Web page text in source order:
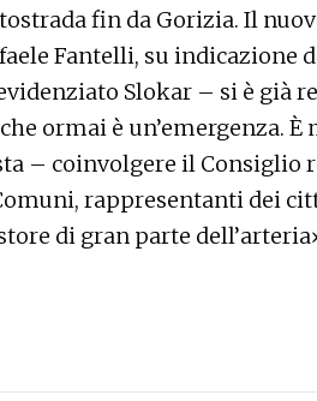
fin da Gorizia. Il
Fantelli, su indicazione
Slokar – si è già
ormai è un’emergenza.
– coinvolgere il Consiglio
rappresentanti dei
di gran parte